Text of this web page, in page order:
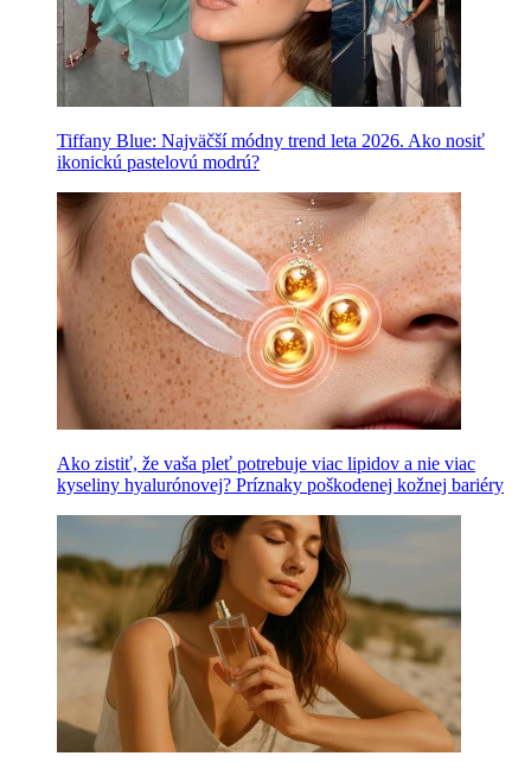
Tiffany Blue: Najväčší módny trend leta 2026. Ako nosiť
ikonickú pastelovú modrú?
Ako zistiť, že vaša pleť potrebuje viac lipidov a nie viac
kyseliny hyalurónovej? Príznaky poškodenej kožnej bariéry